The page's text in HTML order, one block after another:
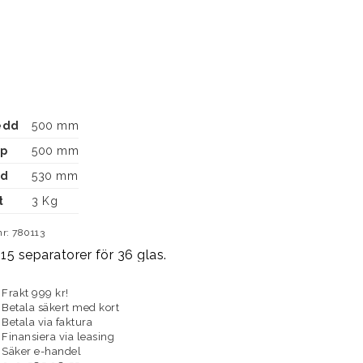
500 mm
500 mm
530 mm
3 Kg
780113
separatorer för 36 glas.
Frakt 999 kr!
Betala säkert med kort
Betala via faktura
Finansiera via leasing
Säker e-handel